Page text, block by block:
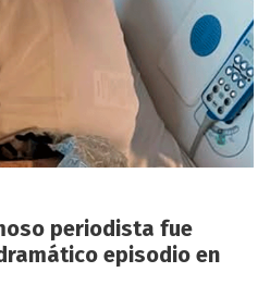
periodista fue
episodio en